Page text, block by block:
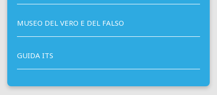
MUSEO DEL VERO E DEL FALSO
GUIDA ITS